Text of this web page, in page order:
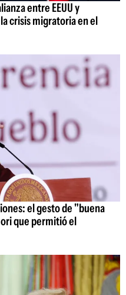
entre EEUU y
crisis migratoria en el
el gesto de "buena
que permitió el